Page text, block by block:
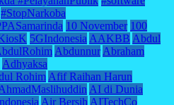
#StopNarkoba
10 November 100
5GIndonesia AAKBB Abdul
Abdunnur Abraham
Adhyaksa
Rohim Afif Raihan Harun
AI di Dunia
Air Bersih AITechCo